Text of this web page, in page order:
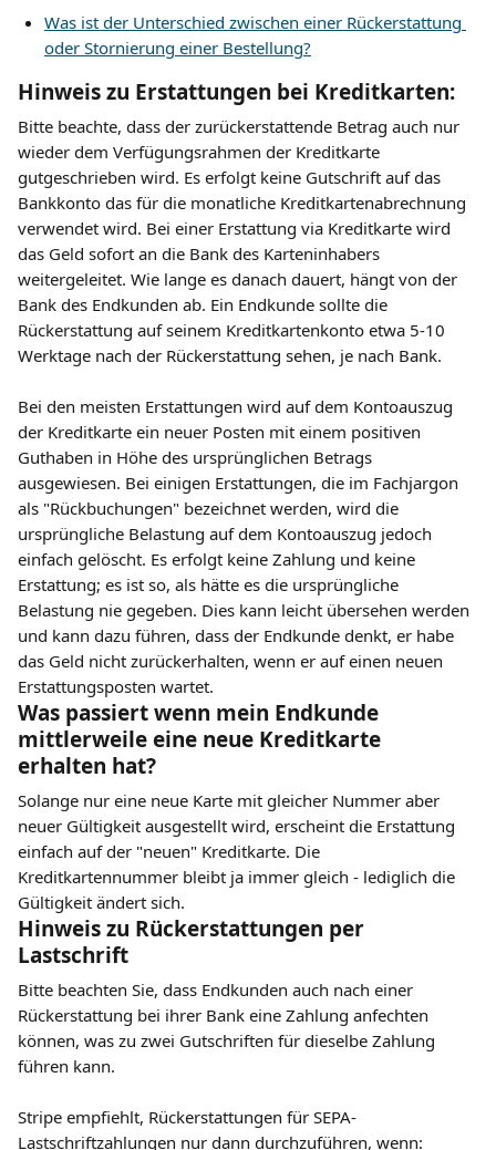
Was ist der Unterschied zwischen einer Rückerstattung
oder Stornierung einer Bestellung?
Hinweis zu Erstattungen bei Kreditkarten:
Bitte beachte, dass der zurückerstattende Betrag auch nur
wieder dem Verfügungsrahmen der Kreditkarte
gutgeschrieben wird. Es erfolgt keine Gutschrift auf das
Bankkonto das für die monatliche Kreditkartenabrechnung
verwendet wird. Bei einer Erstattung via Kreditkarte wird
das Geld sofort an die Bank des Karteninhabers
weitergeleitet. Wie lange es danach dauert, hängt von der
Bank des Endkunden ab. Ein Endkunde sollte die
Rückerstattung auf seinem Kreditkartenkonto etwa 5-10
Werktage nach der Rückerstattung sehen, je nach Bank.
Bei den meisten Erstattungen wird auf dem Kontoauszug
der Kreditkarte ein neuer Posten mit einem positiven
Guthaben in Höhe des ursprünglichen Betrags
ausgewiesen. Bei einigen Erstattungen, die im Fachjargon
als "Rückbuchungen" bezeichnet werden, wird die
ursprüngliche Belastung auf dem Kontoauszug jedoch
einfach gelöscht. Es erfolgt keine Zahlung und keine
Erstattung; es ist so, als hätte es die ursprüngliche
Belastung nie gegeben. Dies kann leicht übersehen werden
und kann dazu führen, dass der Endkunde denkt, er habe
das Geld nicht zurückerhalten, wenn er auf einen neuen
Erstattungsposten wartet.
Was passiert wenn mein Endkunde
mittlerweile eine neue Kreditkarte
erhalten hat?
Solange nur eine neue Karte mit gleicher Nummer aber
neuer Gültigkeit ausgestellt wird, erscheint die Erstattung
einfach auf der "neuen" Kreditkarte. Die
Kreditkartennummer bleibt ja immer gleich - lediglich die
Gültigkeit ändert sich.
Hinweis zu Rückerstattungen per
Lastschrift
Bitte beachten Sie, dass Endkunden auch nach einer
Rückerstattung bei ihrer Bank eine Zahlung anfechten
können, was zu zwei Gutschriften für dieselbe Zahlung
führen kann.
Stripe empfiehlt, Rückerstattungen für SEPA-
Lastschriftzahlungen nur dann durchzuführen, wenn: